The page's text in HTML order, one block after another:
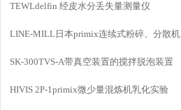
TEWLdelfin 经皮水分丢失量测量仪
LINE-MILL日本primix连续式粉碎、分散机
LINE MILL
SK-300TVS-A带真空装置的搅拌脱泡装置
HIVIS 2P-1primix微少量混炼机乳化实验